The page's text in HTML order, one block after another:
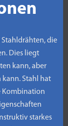
die
Dies liegt
kann, aber
Stahl hat
Kombination
starkes